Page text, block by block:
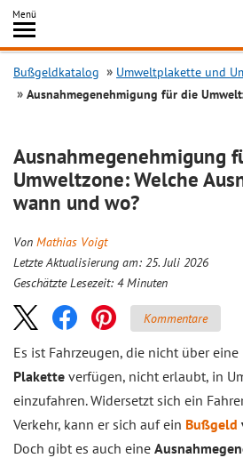
Inhalt
springen
Menü
Bußgeldkatalog
Umweltplakette und
Ausnahmegenehmigung für die
Ausnahmegenehmigung
Umweltzone: Welche
wann und wo?
Von Mathias Voigt
Letzte Aktualisierung am: 25. Juli 2026
Geschätzte Lesezeit: 4 Minuten
Kommentare
Es ist Fahrzeugen, die nicht über
Plakette verfügen, nicht erlaubt, in
einzufahren. Widersetzt sich ein
Verkehr, kann er sich auf ein Bußgeld
Doch gibt es auch eine